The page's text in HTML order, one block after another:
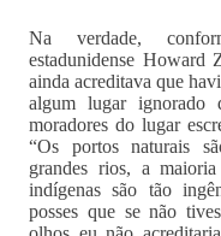
Na verdade,
estadunidense Howard
ainda acreditava que
algum lugar ignorado
moradores do lugar
“Os portos naturais
grandes rios, a
indígenas são tão
posses que se não